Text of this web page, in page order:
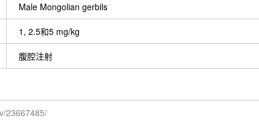
Male Mongolian gerbils
1, 2.5和5 mg/kg
腹腔注射
23667485/